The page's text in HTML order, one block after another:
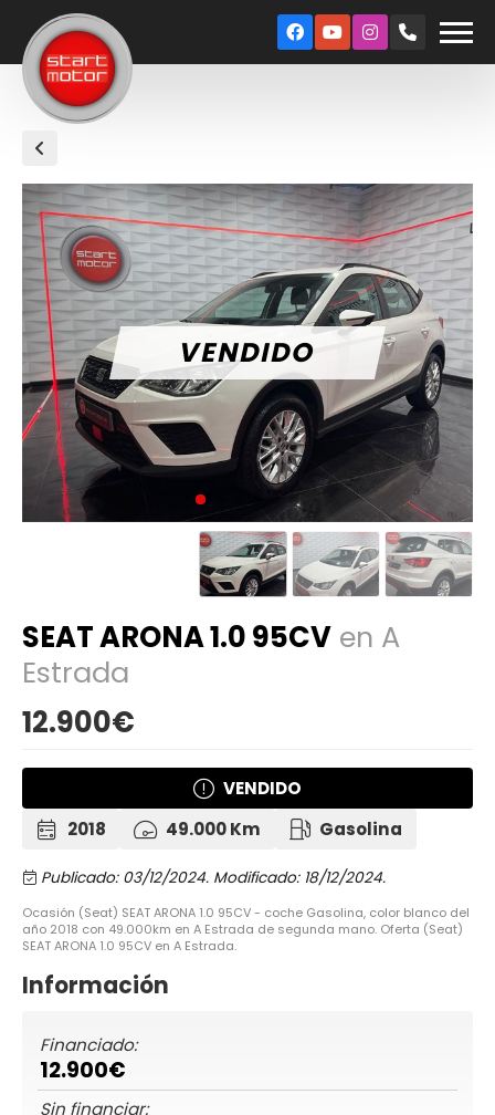
SEAT ARONA 1.0 95CV en A
Estrada
12.900€
VENDIDO
2018
49.000 Km Gasolina
Publicado: 03/12/2024. Modificado: 18/12/2024.
Ocasión (Seat) SEAT ARONA 1.0 95CV - coche Gasolina, color blanco del
año 2018 con 49.000km en A Estrada de segunda mano. Oferta (Seat)
SEAT ARONA 1.0 95CV en A Estrada.
Información
Financiado:
12.900€
Sin financiar: